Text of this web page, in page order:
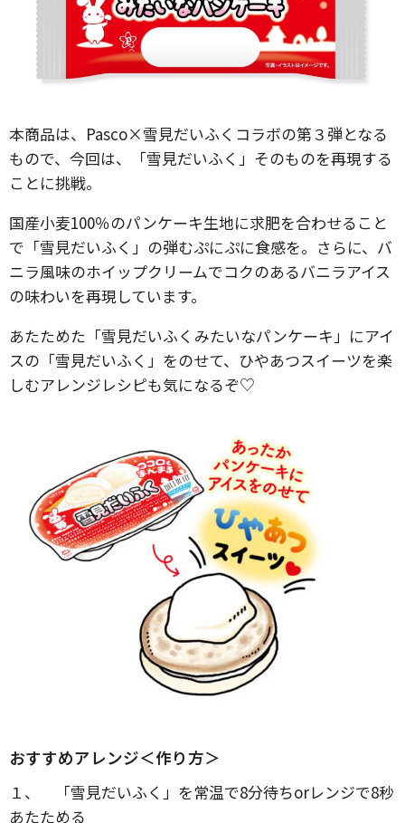
本商品は、Pasco×雪見だいふくコラボの第３弾となる
もので、今回は、「雪見だいふく」そのものを再現する
ことに挑戦。
国産小麦100％のパンケーキ生地に求肥を合わせること
で「雪見だいふく」の弾むぷにぷに食感を。さらに、バ
ニラ風味のホイップクリームでコクのあるバニラアイス
の味わいを再現しています。
あたためた「雪見だいふくみたいなパンケーキ」にアイ
スの「雪見だいふく」をのせて、ひやあつスイーツを楽
しむアレンジレシピも気になるぞ♡
おすすめアレンジ＜作り方＞
１、 「雪見だいふく」を常温で8分待ちorレンジで8秒
あたためる